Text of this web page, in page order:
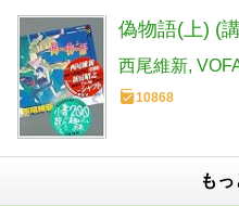
偽物語(上) (
西尾維新
10868
も